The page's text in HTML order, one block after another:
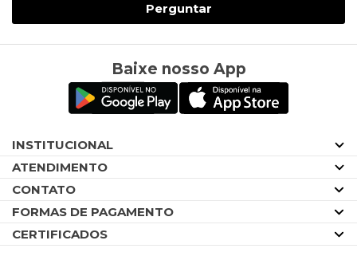
Perguntar
Baixe nosso App
INSTITUCIONAL
ATENDIMENTO
CONTATO
FORMAS DE PAGAMENTO
CERTIFICADOS